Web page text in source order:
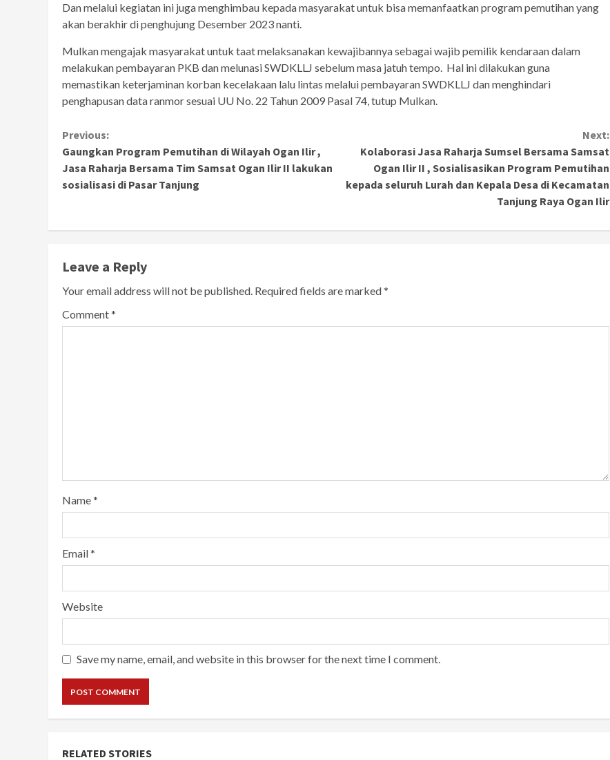
Dan melalui kegiatan ini juga menghimbau kepada masyarakat untuk bisa memanfaatkan program pemutihan yang
akan berakhir di penghujung Desember 2023 nanti.
Mulkan mengajak masyarakat untuk taat melaksanakan kewajibannya sebagai wajib pemilik kendaraan dalam
melakukan pembayaran PKB dan melunasi SWDKLLJ sebelum masa jatuh tempo. Hal ini dilakukan guna
memastikan keterjaminan korban kecelakaan lalu lintas melalui pembayaran SWDKLLJ dan menghindari
penghapusan data ranmor sesuai UU No. 22 Tahun 2009 Pasal 74, tutup Mulkan.
Continue
Reading
Previous:
Gaungkan Program Pemutihan di Wilayah Ogan Ilir ,
Jasa Raharja Bersama Tim Samsat Ogan Ilir II lakukan
sosialisasi di Pasar Tanjung
Next:
Kolaborasi Jasa Raharja Sumsel Bersama Samsat
Ogan Ilir II , Sosialisasikan Program Pemutihan
kepada seluruh Lurah dan Kepala Desa di Kecamatan
Tanjung Raya Ogan Ilir
Leave a Reply
Your email address will not be published. Required fields are marked*
Comment*
Name*
Email*
Website
Save my name, email, and website in this browser for the next time I comment.
RELATED STORIES